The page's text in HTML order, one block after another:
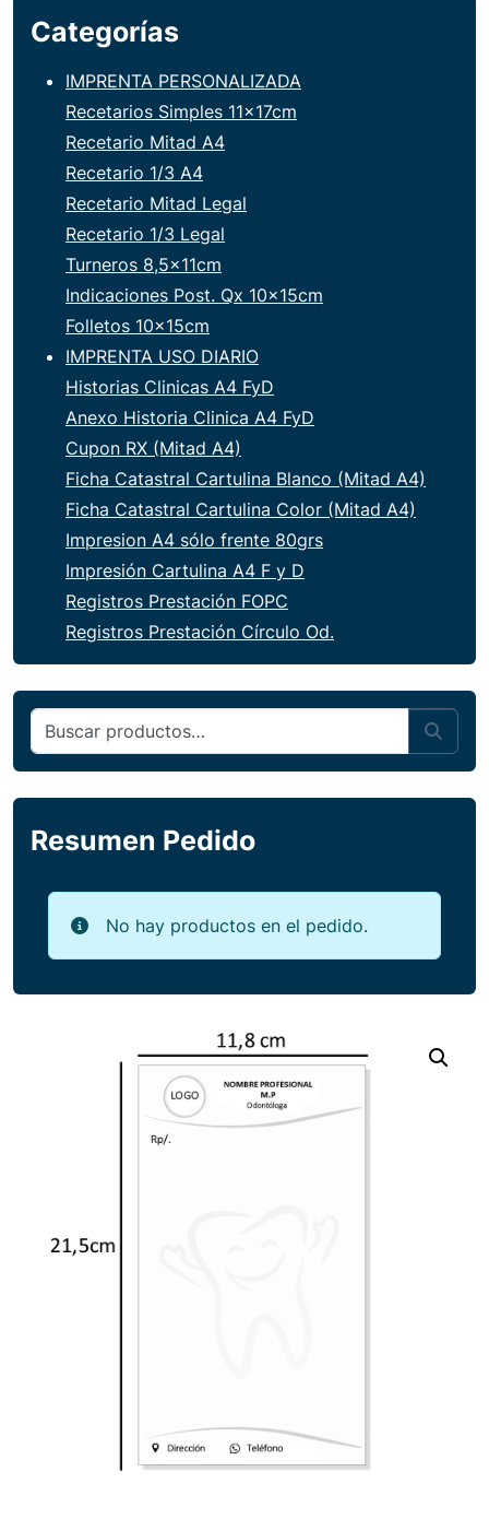
Categorías
IMPRENTA PERSONALIZADA
Recetarios Simples 11x17cm
Recetario Mitad A4
Recetario 1/3 A4
Recetario Mitad Legal
Recetario 1/3 Legal
Turneros 8,5x11cm
Indicaciones Post. Qx 10x15cm
Folletos 10x15cm
IMPRENTA USO DIARIO
Historias Clinicas A4 FyD
Anexo Historia Clinica A4 FyD
Cupon RX (Mitad A4)
Ficha Catastral Cartulina Blanco (Mitad A4)
Ficha Catastral Cartulina Color (Mitad A4)
Impresion A4 sólo frente 80grs
Impresión Cartulina A4 F y D
Registros Prestación FOPC
Registros Prestación Círculo Od.
Buscar por:
Resumen Pedido
No hay productos en el pedido.